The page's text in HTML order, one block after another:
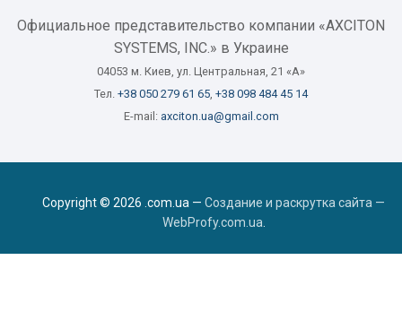
Официальное представительство компании «AXCITON
SYSTEMS, INC.» в Украине
04053 м. Киев, ул. Центральная, 21 «А»
Тел. +38 050 279 61 65 +38 098 484 45 14
E-mail: axciton.ua@gmail.com
Copyright © 2026 .com.ua — Создание и раскрутка сайта —
WebProfy.com.ua